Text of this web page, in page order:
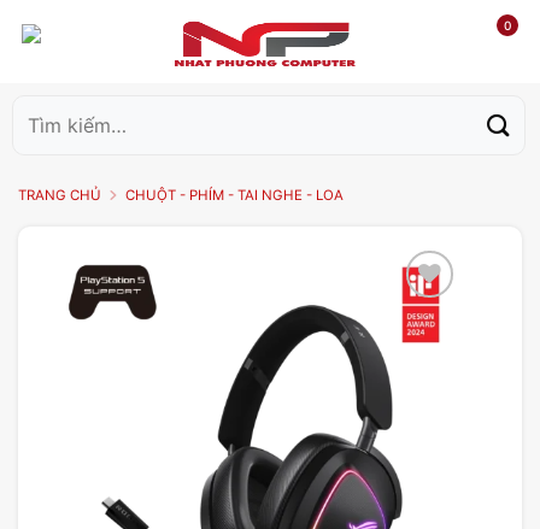
0
kiếm:
TRANG CHỦ CHUỘT - PHÍM - TAI NGHE - LOA
wishlist